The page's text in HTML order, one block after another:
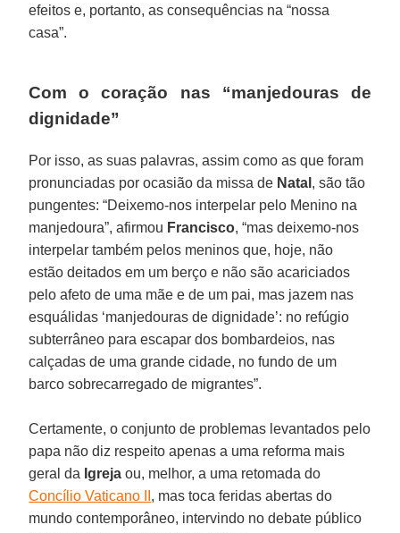
efeitos e, portanto, as consequências na “nossa
casa”.
Com o coração nas “manjedouras de
dignidade”
Por isso, as suas palavras, assim como as que foram
pronunciadas por ocasião da missa de Natal , são tão
pungentes: “Deixemo-nos interpelar pelo Menino na
manjedoura”, afirmou Francisco, “mas deixemo-nos
interpelar também pelos meninos que, hoje, não
estão deitados em um berço e não são acariciados
pelo afeto de uma mãe e de um pai, mas jazem nas
esquálidas ‘manjedouras de dignidade’: no refúgio
subterrâneo para escapar dos bombardeios, nas
calçadas de uma grande cidade, no fundo de um
barco sobrecarregado de migrantes”.
Certamente, o conjunto de problemas levantados pelo
papa não diz respeito apenas a uma reforma mais
geral da Igreja ou, melhor, a uma retomada do
Concílio Vaticano II , mas toca feridas abertas do
mundo contemporâneo, intervindo no debate público